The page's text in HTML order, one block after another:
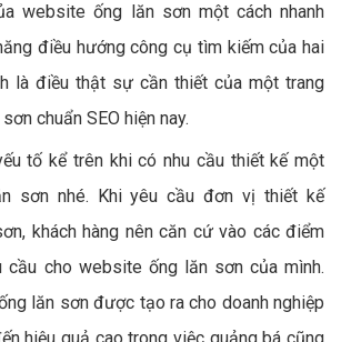
website ống lăn sơn một cách nhanh
điều hướng công cụ tìm kiếm của hai
là điều thật sự cần thiết của một trang
chuẩn SEO hiện nay.
tố kể trên khi có nhu cầu thiết kế một
sơn nhé. Khi yêu cầu đơn vị thiết kế
khách hàng nên căn cứ vào các điểm
cầu cho website ống lăn sơn của mình.
lăn sơn được tạo ra cho doanh nghiệp